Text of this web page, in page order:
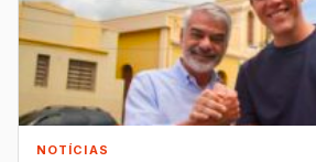
NOTÍCIAS